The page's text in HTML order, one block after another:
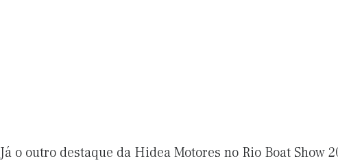
Já o outro destaque da Hidea Motores no Rio Boat Show